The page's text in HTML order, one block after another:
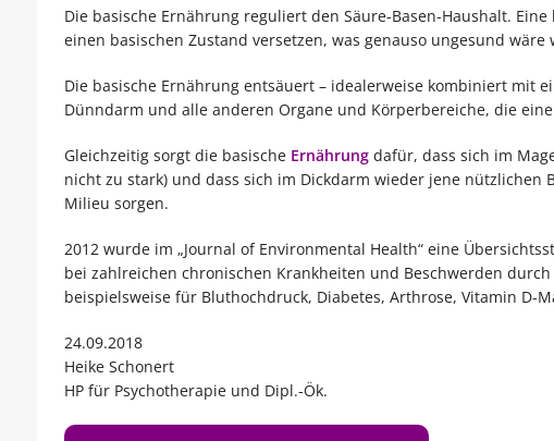
Die basische Ernährung reguliert den Säure-Basen-Haushalt.
einen basischen Zustand versetzen, was genauso ungesund
Die basische Ernährung entsäuert – idealerweise kombiniert mit
Dünndarm und alle anderen Organe und Körperbereiche, die
Gleichzeitig sorgt die basische Ernährungdafür, dass sich im
nicht zu stark) und dass sich im Dickdarm wieder jene
Milieu sorgen.
2012 wurde im „Journal of Environmental Health“ eine
bei zahlreichen chronischen Krankheiten und Beschwerden
beispielsweise für Bluthochdruck, Diabetes, Arthrose, Vitamin
24.09.2018
Heike Schonert
HP für Psychotherapie und Dipl.-Ök.